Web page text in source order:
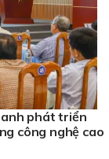
phát triển
công nghệ cao